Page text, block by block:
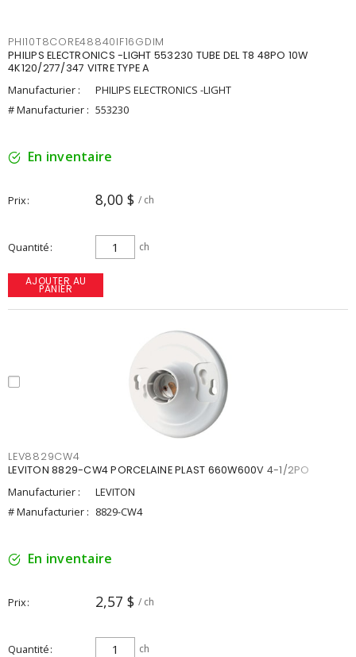
PHI10T8CORE48840IF16GDIM
PHILIPS ELECTRONICS -LIGHT 553230 TUBE DEL T8 48PO 10W
4K120/277/347 VITRE TYPE A
Manufacturier :
PHILIPS ELECTRONICS -LIGHT
# Manufacturier : 553230
En inventaire
Prix 8,00 $ / ch
Quantité ch
AJOUTER AU
PANIER
LEV8829CW4
LEVITON 8829-CW4 PORCELAINE PLAST 660W600V 4-1/2PO
Manufacturier :
LEVITON
# Manufacturier : 8829-CW4
En inventaire
Prix 2,57 $ / ch
Quantité ch